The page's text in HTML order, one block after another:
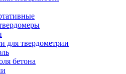
для твердометрии
бетона